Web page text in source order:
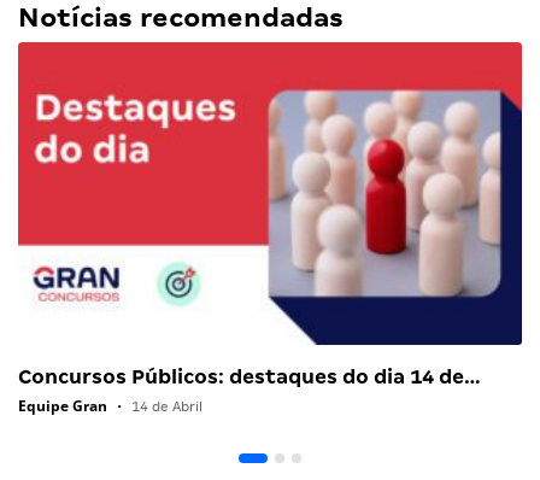
Notícias recomendadas
Concursos Públicos: destaques do dia 14 de…
Equipe Gran • 14 de Abril